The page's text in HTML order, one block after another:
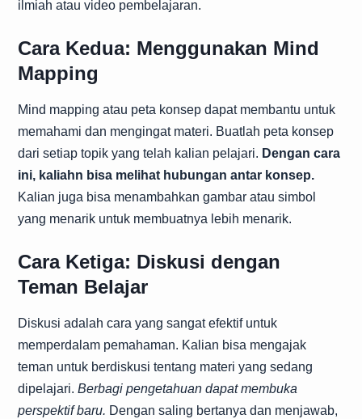
ilmiah atau video pembelajaran.
Cara Kedua: Menggunakan Mind
Mapping
Mind mapping atau peta konsep dapat membantu untuk
memahami dan mengingat materi. Buatlah peta konsep
dari setiap topik yang telah kalian pelajari. Dengan cara
ini, kaliahn bisa melihat hubungan antar konsep.
Kalian juga bisa menambahkan gambar atau simbol
yang menarik untuk membuatnya lebih menarik.
Cara Ketiga: Diskusi dengan
Teman Belajar
Diskusi adalah cara yang sangat efektif untuk
memperdalam pemahaman. Kalian bisa mengajak
teman untuk berdiskusi tentang materi yang sedang
dipelajari. Berbagi pengetahuan dapat membuka
perspektif baru. Dengan saling bertanya dan menjawab,